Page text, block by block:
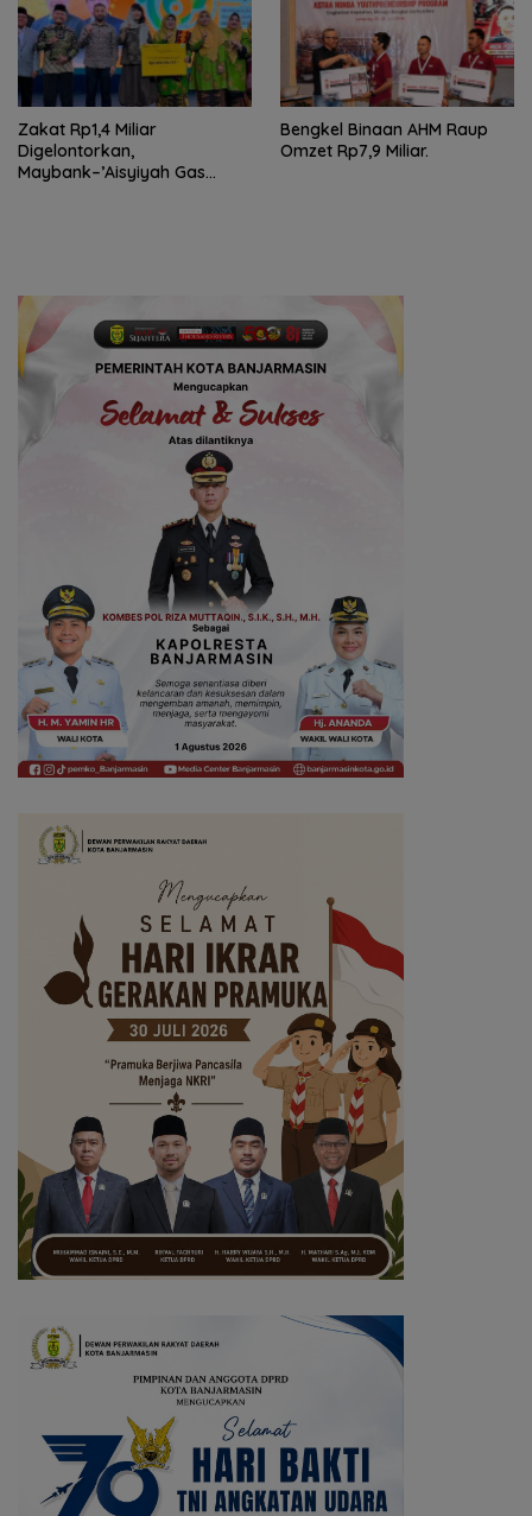
Zakat Rp1,4 Miliar
Digelontorkan,
Maybank–’Aisyiyah Gas
Bengkel Binaan AHM Raup
Omzet Rp7,9 Miliar.